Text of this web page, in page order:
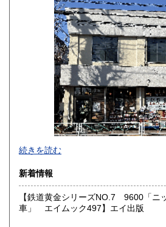
1,800円 徳
1,800円 愛媛
1,800円 福
1,800円 長
1,800円 大
宮崎県
0円
東京都では「銀装堂」として営業して
基本的には同じ書店となります。
★★ご質問、ご要望はご注文前にお
★★電話・FAXでの在庫、状態確認及
せん。
すべての方にメールでのお問い合
続きを読む
新着情報
【鉄道黄金シリーズNO.7 9600「ニ
車」 エイムック497】エイ出版